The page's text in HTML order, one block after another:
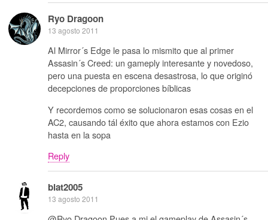
Ryo Dragoon
13 agosto 2011
Al Mirror´s Edge le pasa lo mismito que al primer
Assasin´s Creed: un gameply interesante y novedoso,
pero una puesta en escena desastrosa, lo que originó
decepciones de proporciones bíblicas
Y recordemos como se solucionaron esas cosas en el
AC2, causando tál éxito que ahora estamos con Ezio
hasta en la sopa
Reply
blat2005
13 agosto 2011